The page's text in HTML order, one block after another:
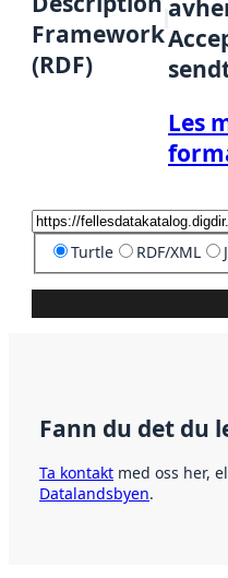
Framework
(RDF)
Les
Turtle RDF/XML
Fann du det du
Ta kontakt med oss her,
Datalandsbyen.